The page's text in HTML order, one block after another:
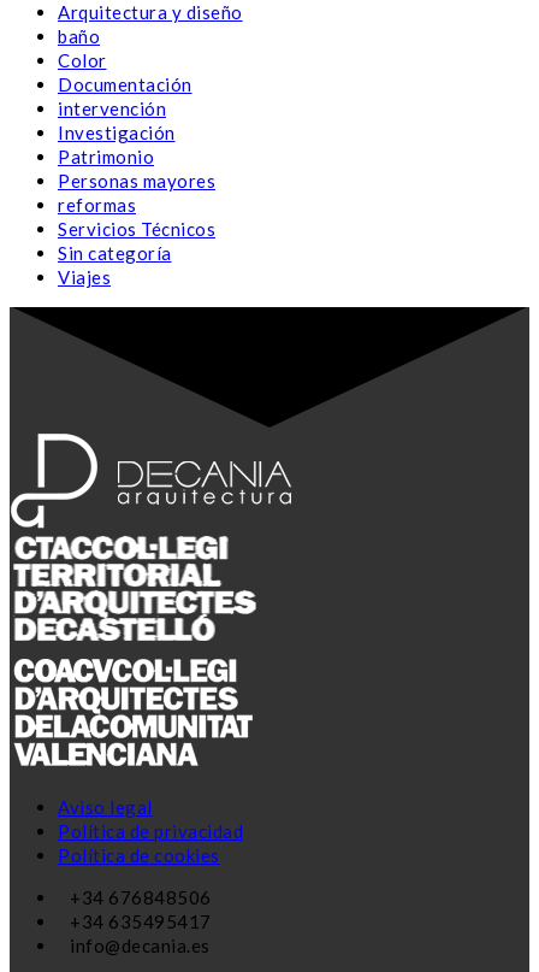
Arquitectura y diseño
baño
Color
Documentación
intervención
Investigación
Patrimonio
Personas mayores
reformas
Servicios Técnicos
Sin categoría
Viajes
Aviso legal
Política de privacidad
Política de cookies
+34 676848506
+34 635495417
info@decania.es